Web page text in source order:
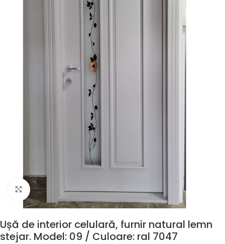
Click to enlarge
Ușă de interior celulară, furnir natural lemn
stejar. Model: 09 / Culoare: ral 7047